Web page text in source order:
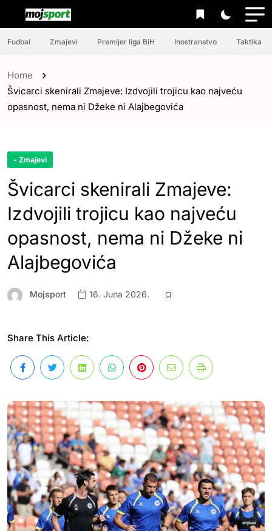
Fudbal Zmajevi Premijer liga BiH Inostranstvo Taktika
Home
Švicarci skenirali Zmajeve: Izdvojili trojicu kao najveću
opasnost, nema ni Džeke ni Alajbegovića
- Zmajevi
Švicarci skenirali Zmajeve:
Izdvojili trojicu kao najveću
opasnost, nema ni Džeke ni
Alajbegovića
Mojsport 16. Juna 2026.
Share This Article: